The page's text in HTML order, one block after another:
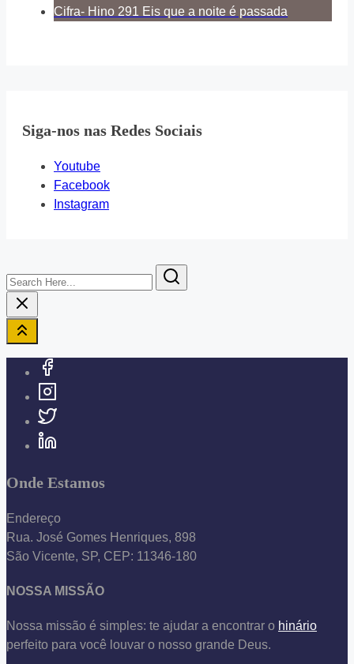
Cifra- Hino 291 Eis que a noite é passada
Siga-nos nas Redes Sociais
Youtube
Facebook
Instagram
Search
Here...
Onde Estamos
Endereço
Rua. José Gomes Henriques, 898
São Vicente, SP, CEP: 11346-180
NOSSA MISSÃO
Nossa missão é simples: te ajudar a encontrar o hinário
perfeito para você louvar o nosso grande Deus.